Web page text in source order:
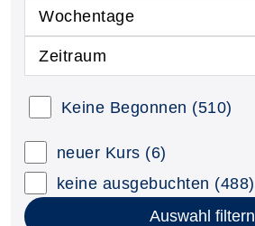
Wochentage
Zeitraum
Keine Begonnen (510)
neuer Kurs (6)
keine ausgebuchten (488)
Auswahl filtern